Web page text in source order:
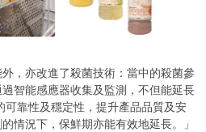
外，亦改進了殺菌技術：當中的殺菌參
智能感應器收集及監測，不但能延長
可靠性及穩定性，提升產品品質及安
情況下，保鮮期亦能有效地延長。」